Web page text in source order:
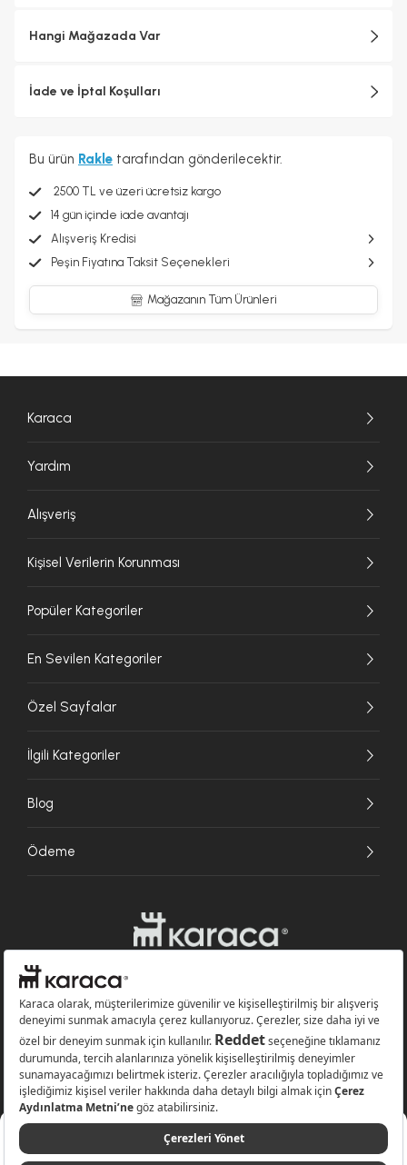
Sepete Ekle
Hangi Mağazada Var
İade ve İptal Koşulları
Bu ürün Rakle tarafından gönderilecektir.
2500 TL ve üzeri ücretsiz kargo
14 gün içinde iade avantajı
Alışveriş Kredisi
Peşin Fiyatına Taksit Seçenekleri
Mağazanın Tüm Ürünleri
Karaca
Yardım
Alışveriş
Kişisel Verilerin Korunması
Popüler Kategoriler
En Sevilen Kategoriler
Özel Sayfalar
İlgili Kategoriler
Blog
Ödeme
Websitesinde kullanılan bazı görseller yapay zekâ (AI) ile üretilmiştir.
Karaca.com © 2026 - Karaca Züccaciye A.Ş. Tüm hakları saklıdır.